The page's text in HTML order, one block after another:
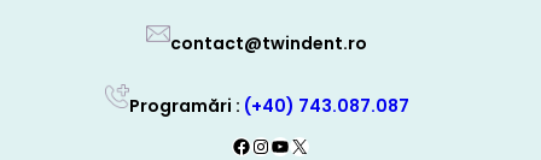
contact@twindent.ro
Programări : (+40) 743.087.087
Facebook
Instagram
YouTube
X